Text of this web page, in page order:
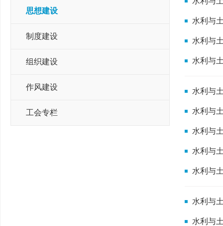
思想建设
制度建设
组织建设
作风建设
工会专栏
水利与
水利与
水利与
水利与
水利与
水利与
水利与
水利与
水利与